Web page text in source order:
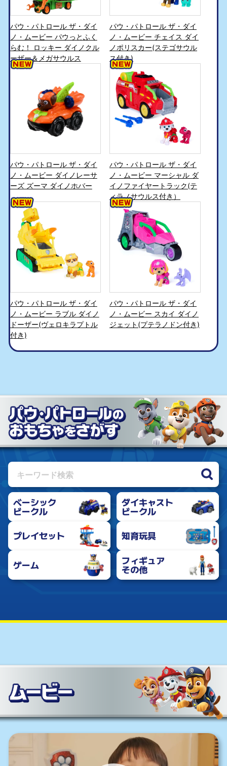
パウ・パトロール ザ・ダイ
ノ・ムービー パウっとふく
らむ！ ロッキー ダイノクル
ーザー＆メガサウルス
パウ・パトロール ザ・ダイ
ノ・ムービー チェイス ダイ
ノポリスカー(ステゴサウル
ス付き)
パウ・パトロール ザ・ダイ
ノ・ムービー ダイノレーサ
ーズ ズーマ ダイノホバー
パウ・パトロール ザ・ダイ
ノ・ムービー マーシャル ダ
イノファイヤートラック(テ
ィラノサウルス付き）
パウ・パトロール ザ・ダイ
ノ・ムービー ラブル ダイノ
ドーザー(ヴェロキラプトル
付き)
パウ・パトロール ザ・ダイ
ノ・ムービー スカイ ダイノ
ジェット(プテラノドン付き)
ベーシック
ビークル
ダイキャスト
ビークル
プレイセット
知育玩具
ゲーム フィギュア
その他